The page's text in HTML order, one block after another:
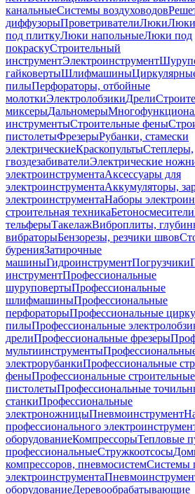
канальныеСистемы воздуховодов
диффузорыПроветривателиЛюкиЛюки
под плиткуЛюки напольныеЛюки под
покраскуСтроительный
инструментЭлектроинструмент
гайковертыШлифмашины
пилыПерфораторы, отбойные
молоткиЭлектролобзикиДрели
миксерыДальномеры
инструментыСтроительные фены
пистолетыФрезерыРубанки, стамески
электрическиеКраскопультыСтеплеры,
гвоздезабивателиЭлектрические
электроинструментаАксессуары для
электроинструментаАккумуляторы,
электроинструментаНаборы
строительная техникаБетоносмесители
тельферыТакелажВиброплиты,
вибраторыБензорезы, резчики швов
буренияЗатирочные
машиныГидроинструментПогрузчики
инструментПрофессиональные
шуруповертыПрофессиональные
шлифмашиныПрофессиональные
перфораторыПрофессиональные
пилыПрофессиональные
дрелиПрофессиональные фрезеры
мультиинструменты
электрорубанкиПрофессиональные
феныПрофессиональные строительные
пистолетыПрофессиональные
станкиПрофессиональные
электроножницыПневмоинструмент
профессионального
оборудованиеКомпрессорыТепловые
профессиональныеСтружкоотсосы
компрессоров, пневмосистемСистемы
электроинструмента
оборудованиеДеревообрабатывающие